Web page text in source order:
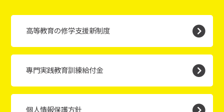
高等教育の修学支援新制度
專門実践教育訓練給付金